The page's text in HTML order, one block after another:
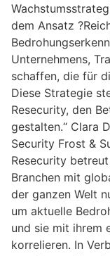
dem Ansatz
Unternehmens,
schaffen, die für
Diese Strategie
Resecurity, den
gestalten.“ Clara
Security Frost &
Resecurity
Branchen mit
der ganzen Welt
um aktuelle
und sie mit ihrem
korrelieren. In